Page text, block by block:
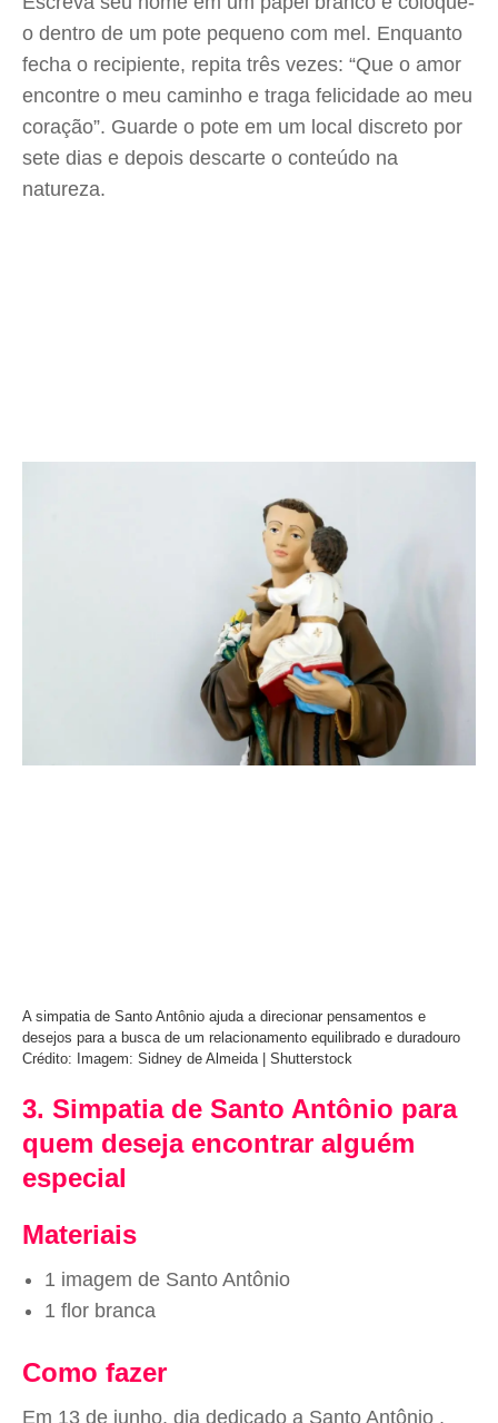
o dentro de um pote pequeno com mel. Enquanto
fecha o recipiente, repita três vezes: “Que o amor
encontre o meu caminho e traga felicidade ao meu
coração”. Guarde o pote em um local discreto por
sete dias e depois descarte o conteúdo na
natureza.
A simpatia de Santo Antônio ajuda a direcionar pensamentos e
desejos para a busca de um relacionamento equilibrado e duradouro
Crédito: Imagem: Sidney de Almeida | Shutterstock
3. Simpatia de Santo Antônio para
quem deseja encontrar alguém
especial
Materiais
1 imagem de Santo Antônio
1 flor branca
Como fazer
Em 13 de junho, dia dedicado a Santo Antônio ,